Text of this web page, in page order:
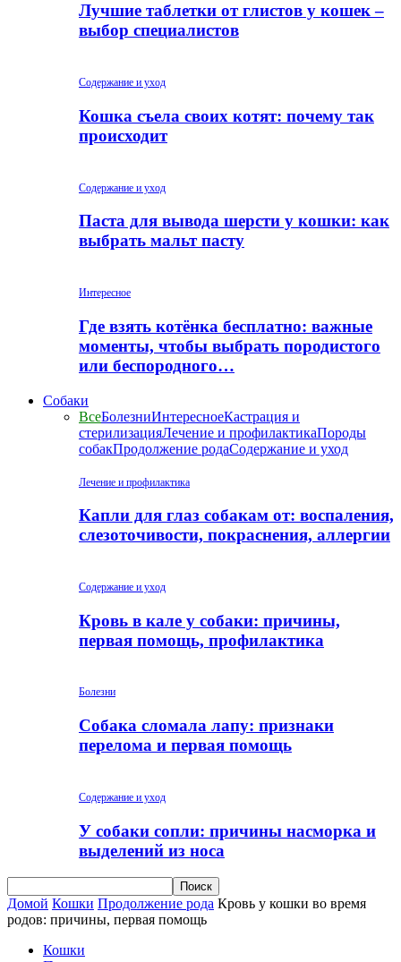
Лучшие таблетки от глистов у кошек –
выбор специалистов
Содержание и уход
Кошка съела своих котят: почему так
происходит
Содержание и уход
Паста для вывода шерсти у кошки: как
выбрать мальт пасту
Интересное
Где взять котёнка бесплатно: важные
моменты, чтобы выбрать породистого
или беспородного…
Собаки
ВсеБолезниИнтересноеКастрация и
стерилизацияЛечение и профилактикаПороды
собакПродолжение родаСодержание и уход
Лечение и профилактика
Капли для глаз собакам от: воспаления,
слезоточивости, покраснения, аллергии
Содержание и уход
Кровь в кале у собаки: причины,
первая помощь, профилактика
Болезни
Собака сломала лапу: признаки
перелома и первая помощь
Содержание и уход
У собаки сопли: причины насморка и
выделений из носа
Домой Кошки Продолжение рода Кровь у кошки во время
родов: причины, первая помощь
Кошки